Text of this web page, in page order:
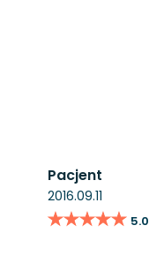
Pacjent
2016.09.11
★★★★★
★★★★★ 5.0